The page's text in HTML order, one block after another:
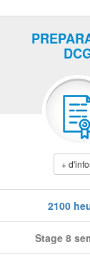
+
2100
Stage 8